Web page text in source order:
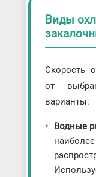
Виды
Скорость
от
варианты:
Водные